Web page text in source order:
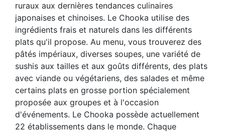
ruraux aux dernières tendances culinaires
japonaises et chinoises. Le Chooka utilise des
ingrédients frais et naturels dans les différents
plats qu'il propose. Au menu, vous trouverez des
pâtés impériaux, diverses soupes, une variété de
sushis aux tailles et aux goûts différents, des plats
avec viande ou végétariens, des salades et même
certains plats en grosse portion spécialement
proposée aux groupes et à l'occasion
d'événements. Le Chooka possède actuellement
22 établissements dans le monde. Chaque